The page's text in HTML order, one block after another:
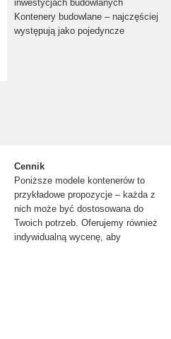
inwestycjach budowlanych
Kontenery budowlane – najczęściej
występują jako pojedyncze
Cennik
Poniższe modele kontenerów to
przykładowe propozycje – każda z
nich może być dostosowana do
Twoich potrzeb. Oferujemy również
indywidualną wycenę, aby